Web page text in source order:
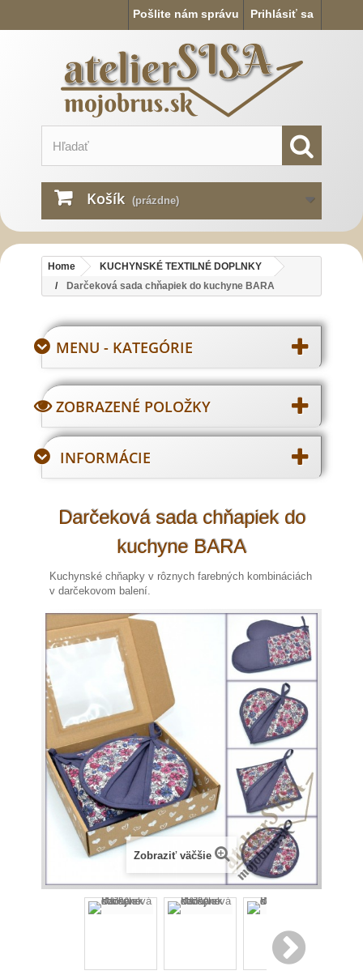
Prihlásiť sa
Pošlite nám správu
Košík (prázdne)
Home
KUCHYNSKÉ TEXTILNÉ DOPLNKY
Darčeková sada chňapiek do kuchyne BARA
MENU - KATEGÓRIE
ZOBRAZENÉ POLOŽKY
INFORMÁCIE
Darčeková sada chňapiek do
kuchyne BARA
Kuchynské chňapky v rôznych farebných kombináciách
v darčekovom balení.
Zobraziť väčšie